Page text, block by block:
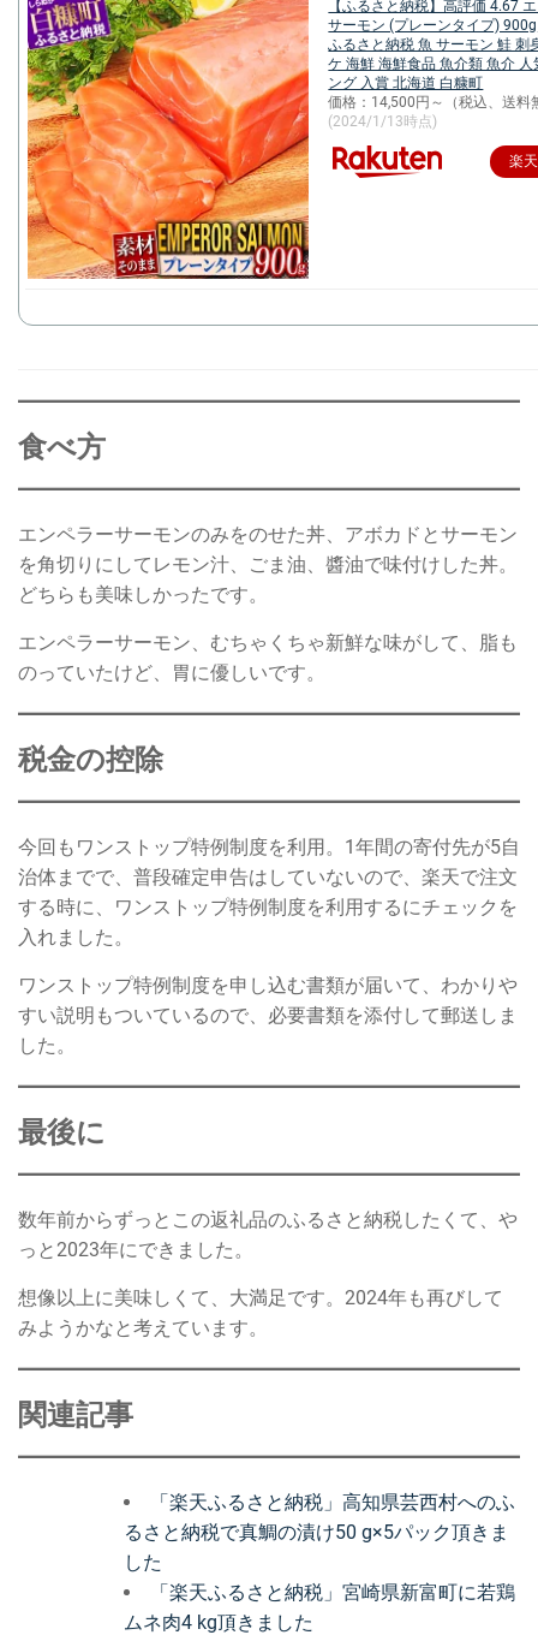
【ふるさと納税】高評価 4.67
サーモン (プレーンタイプ)
ふるさと納税 魚 サーモン 鮭 刺
ケ 海鮮 海鮮食品 魚介類 魚介 人
ング 入賞 北海道 白糠町
価格：14,500円～（税込、送料
(2024/1/13時点)
楽
食べ方
エンペラーサーモンのみをのせた丼、アボカドとサーモン
を角切りにしてレモン汁、ごま油、醬油で味付けした丼。
どちらも美味しかったです。
エンペラーサーモン、むちゃくちゃ新鮮な味がして、脂も
のっていたけど、胃に優しいです。
税金の控除
今回もワンストップ特例制度を利用。1年間の寄付先が5自
治体までで、普段確定申告はしていないので、楽天で注文
する時に、ワンストップ特例制度を利用するにチェックを
入れました。
ワンストップ特例制度を申し込む書類が届いて、わかりや
すい説明もついているので、必要書類を添付して郵送しま
した。
最後に
数年前からずっとこの返礼品のふるさと納税したくて、や
っと2023年にできました。
想像以上に美味しくて、大満足です。2024年も再びして
みようかなと考えています。
関連記事
「楽天ふるさと納税」高知県芸西村へのふ
るさと納税で真鯛の漬け50 g×5パック頂きま
した
「楽天ふるさと納税」宮崎県新富町に若鶏
ムネ肉4 kg頂きました